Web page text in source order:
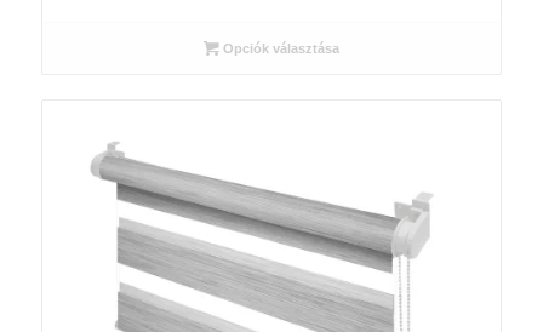
500 Ft
Opciók választása